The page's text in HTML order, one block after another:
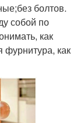
болтов.
собой по
как
фурнитура, как